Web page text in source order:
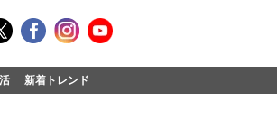
新着トレンド